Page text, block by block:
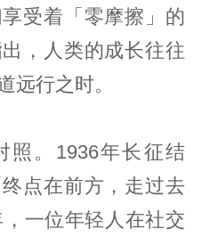
受着「零摩擦」的
，人类的成长往往
远行之时。
照。1936年长征结
点在前方，走过去
一位年轻人在社交